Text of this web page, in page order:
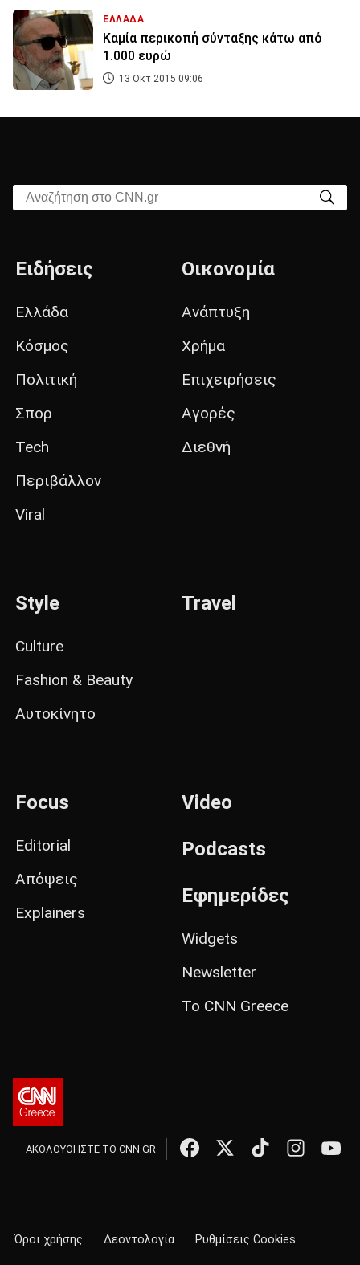
ΕΛΛΑΔΑ
Καμία περικοπή σύνταξης κάτω από
1.000 ευρώ
13 Οκτ 2015 09:06
Αναζήτηση στο CNN.gr
Ειδήσεις
Ελλάδα
Κόσμος
Πολιτική
Σπορ
Tech
Περιβάλλον
Viral
Οικονομία
Ανάπτυξη
Χρήμα
Επιχειρήσεις
Αγορές
Διεθνή
Style
Culture
Fashion & Beauty
Αυτοκίνητο
Travel
Focus
Editorial
Απόψεις
Explainers
Video
Podcasts
Εφημερίδες
Widgets
Newsletter
Το CNN Greece
ΑΚΟΛΟΥΘΗΣΤΕ ΤΟ CNN.GR
Όροι χρήσης Δεοντολογία Ρυθμίσεις Cookies